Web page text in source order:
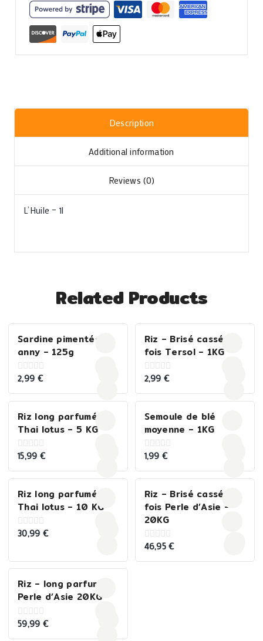
Description
Additional information
Reviews (0)
L’Huile – 1l
Related Products
Sardine pimentées
anny – 125g
0
of
5
2,99 €
Riz – Brisé cassé 3
fois Tersol – 1KG
0
of
5
2,99€
Riz long parfumé
Thai lotus – 5 KG
0
of
5
15,99 €
Semoule de blé
moyenne – 1KG
0
of
5
1,99€
Riz long parfumé
Thai lotus – 10 KG
0
30,99 €
Riz – Brisé cassé 1
fois Perle d’Asie –
20KG
0
of
46,95€
Riz – long parfumé
Perle d’Asie 20KG
0
59,99 €